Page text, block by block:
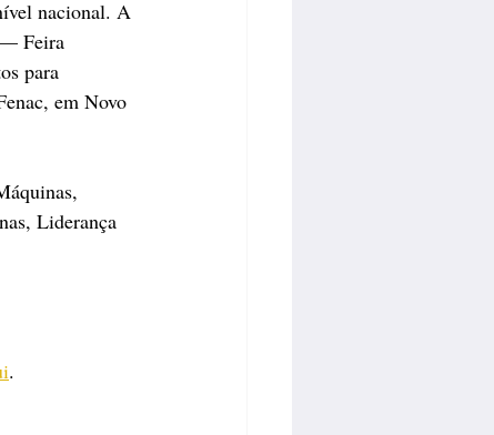
nacional. A
— Feira
para
em Novo
Liderança
.